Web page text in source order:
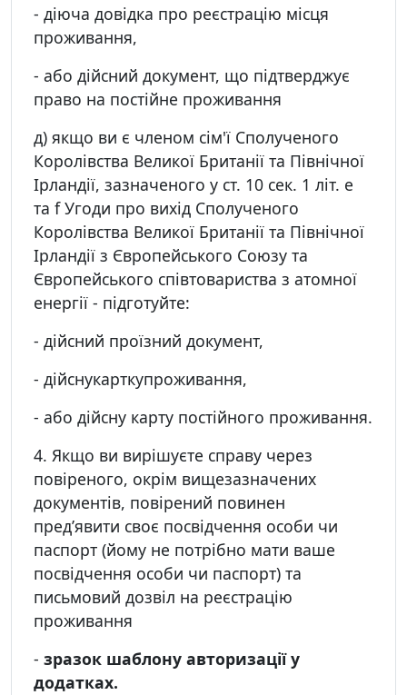
- діюча довідка про реєстрацію місця
проживання,
- або дійсний документ, що підтверджує
право на постійне проживання
д) якщо ви є членом сім'ї Сполученого
Королівства Великої Британії та Північної
Ірландії, зазначеного у ст. 10 сек. 1 літ. e
та f Угоди про вихід Сполученого
Королівства Великої Британії та Північної
Ірландії з Європейського Союзу та
Європейського співтовариства з атомної
енергії - підготуйте:
- дійсний проїзний документ,
- дійснукарткупроживання,
- або дійсну карту постійного проживання.
4. Якщо ви вирішуєте справу через
повіреного, окрім вищезазначених
документів, повірений повинен
пред’явити своє посвідчення особи чи
паспорт (йому не потрібно мати ваше
посвідчення особи чи паспорт) та
письмовий дозвіл на реєстрацію
проживання
- зразок шаблону авторизації у
додатках.